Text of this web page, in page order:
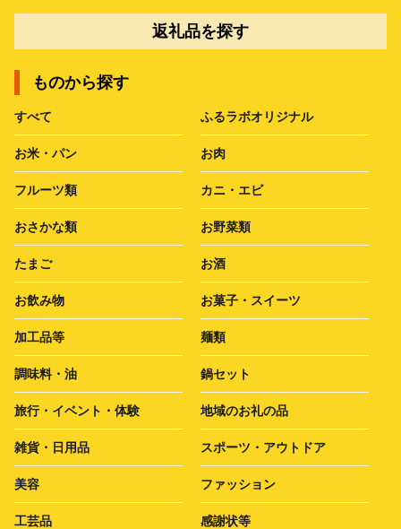
返礼品を探す
ものから探す
すべて ふるラボオリジナル
お米・パン お肉
フルーツ類 カニ・エビ
おさかな類 お野菜類
たまご お酒
お飲み物 お菓子・スイーツ
加工品等 麺類
調味料・油 鍋セット
旅行・イベント・体験 地域のお礼の品
雑貨・日用品 スポーツ・アウトドア
美容 ファッション
工芸品 感謝状等